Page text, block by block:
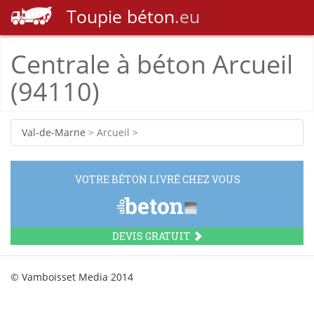
Toupie béton.eu
Centrale à béton Arcueil
(94110)
Val-de-Marne > Arcueil >
VOTRE BÉTON LIVRÉ CHEZ VOUS
DEVIS GRATUIT
© Vamboisset Media 2014